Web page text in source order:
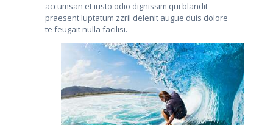
accumsan et iusto odio dignissim qui blandit
praesent luptatum zzril delenit augue duis dolore
te feugait nulla facilisi.